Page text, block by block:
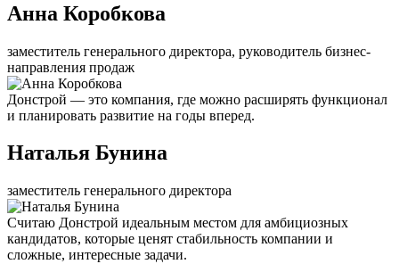
Анна Коробкова
заместитель генерального директора, руководитель бизнес-
направления продаж
Донстрой — это компания, где можно расширять функционал
и планировать развитие на годы вперед.
Наталья Бунина
заместитель генерального директора
Считаю Донстрой идеальным местом для амбициозных
кандидатов, которые ценят стабильность компании и
сложные, интересные задачи.